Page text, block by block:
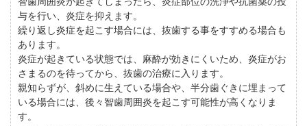
与を行い、炎症を抑えます。
繰り返し炎症を起こす場合には、抜歯する事をすすめる場合も
あります。
炎症が起きている状態では、麻酔が効きにくいため、炎症がお
さまるのを待ってから、抜歯の治療に入ります。
親知らずが、斜めに生えている場合や、半分歯ぐきに埋まって
いる場合には、後々智歯周囲炎を起こす可能性が高くなりま
す。